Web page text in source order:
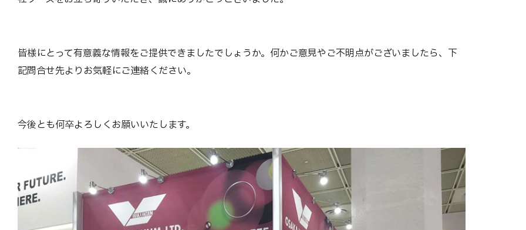
皆様にとって有意義な情報をご提供できましたでしょうか。何かご意見やご不明点がございましたら、下
記問合せ先よりお気軽にご連絡ください。
今後とも何卒よろしくお願いいたします。